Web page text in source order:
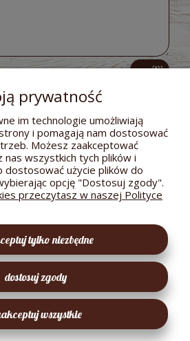
wyślij
POMOC
I PŁATNOŚCI
MOJE KONTO
SKLEPIK
prywatność
im technologie umożliwiają
i pomagają nam dostosować
Możesz zaakceptować
wszystkich tych plików i
dostosować użycie plików do
opcję "Dostosuj zgody".
przeczytasz w naszej Polityce
tylko niezbędne
dostosuj zgody
wszystkie